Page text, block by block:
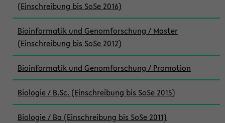
(Einschreibung bis SoSe 2016)
Bioinformatik und Genomforschung / Master
(Einschreibung bis SoSe 2012)
Bioinformatik und Genomforschung / Promotion
Biologie / B.Sc. (Einschreibung bis SoSe 2015)
Biologie / Ba (Einschreibung bis SoSe 2011)